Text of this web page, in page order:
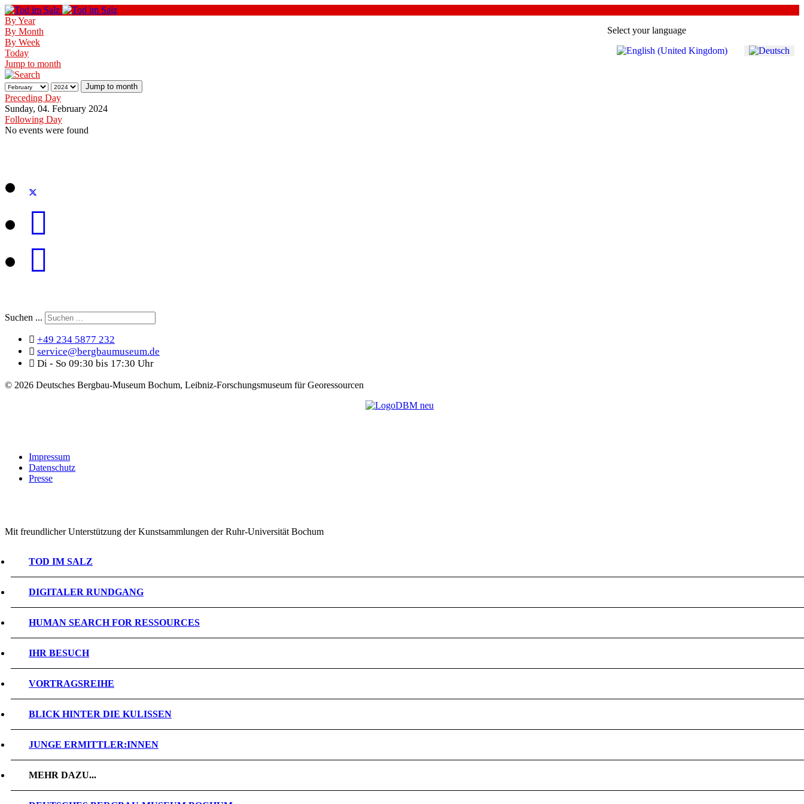
Select your language
By Year
By Month
By Week
Today
Jump to month
Jump to month
Preceding Day
Sunday, 04. February 2024
Following Day
No events were found
Suchen ...
+49 234 5877 232
service@bergbaumuseum.de
Di - So 09:30 bis 17:30 Uhr
© 2026 Deutsches Bergbau-Museum Bochum, Leibniz-Forschungsmuseum für Georessourcen
Impressum
Datenschutz
Presse
Mit freundlicher Unterstützung der Kunstsammlungen der Ruhr-Universität Bochum
TOD IM SALZ
DIGITALER RUNDGANG
HUMAN SEARCH FOR RESSOURCES
IHR BESUCH
VORTRAGSREIHE
BLICK HINTER DIE KULISSEN
JUNGE ERMITTLER:INNEN
MEHR DAZU...